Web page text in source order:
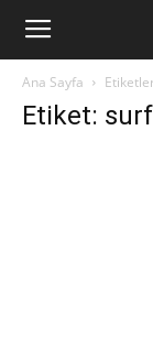
www.Teknoloji6.com
Ana Sayfa
Etiket: